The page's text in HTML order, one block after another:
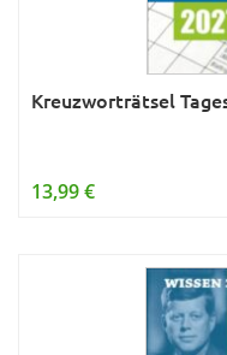
Kreuzworträtsel
13,99 €